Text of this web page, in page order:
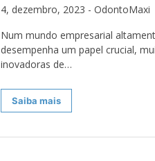
4, dezembro, 2023 - OdontoMaxi
Num mundo empresarial
desempenha um papel crucial,
inovadoras de…
Saiba mais